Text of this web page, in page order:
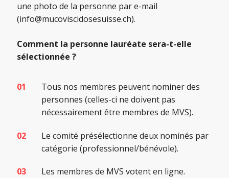
une photo de la personne par e-mail
(info@mucoviscidosesuisse.ch).
Comment la personne lauréate sera-t-elle
sélectionnée ?
Tous nos membres peuvent nominer des
personnes (celles-ci ne doivent pas
nécessairement être membres de MVS).
Le comité présélectionne deux nominés par
catégorie (professionnel/bénévole).
Les membres de MVS votent en ligne.